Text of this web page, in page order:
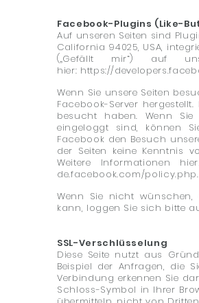
Facebook-Plugins (Like-
Auf unseren Seiten sind
California 94025, USA,
(„Gefällt mir“) auf
hier: https://
Wenn Sie unsere Seiten
Facebook-Server
besucht haben. Wenn Sie
eingeloggt sind, können
Facebook den Besuch
der Seiten keine Kenntnis
Weitere Informationen
de.facebook.com/policy.php.
Wenn Sie nicht wünschen,
kann, loggen Sie sich bitte
SSL-Verschlüsselung
Diese Seite nutzt aus
Beispiel der Anfragen, die
Verbindung erkennen Sie
Schloss-Symbol in Ihrer